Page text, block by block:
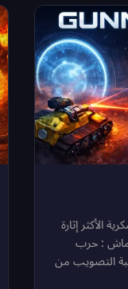
الأكثر إثارة
ماش : حرب
التصويب من